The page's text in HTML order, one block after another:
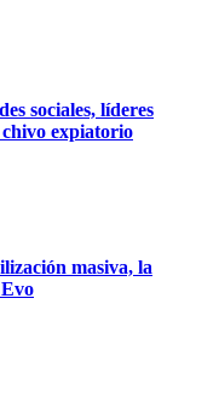
sociales, líderes
expiatorio
masiva, la